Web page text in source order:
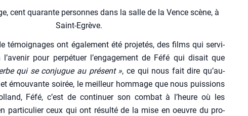
cent qua­rante per­sonnes dans la salle de la Vence scène, à
Saint-Egrève.
témoi­gnages ont éga­le­ment été pro­je­tés, des films qui ser­vi­
pour per­pé­tuer l’en­ga­ge­ment de Féfé qui disait que
qui se conjugue au pré­sent », ce qui nous fait dire qu’au-
émou­vante soi­rée, le meilleur hom­mage que nous puis­sions
Féfé, c’est de conti­nuer son com­bat à l’heure où les
par­ti­cu­lier ceux qui ont résul­té de la mise en oeuvre du pro­